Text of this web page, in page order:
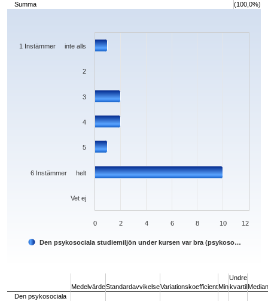
Summa
(100,0%)
Chart
The chart has 1 X axis displaying categories.
The chart has 1 Y axis displaying values. Data ranges from 0 to 10.
Den psykosociala studiemiljön under kursen var bra (psykoso…
Vet ej
6 Instämmer helt
5
4
3
2
1 Instämmer inte alls
0 2 4 6 8 10 12
MedelvärdeStandardavvikelseVariationskoefficientMin
Undre
kvartil Median
Den psykosociala